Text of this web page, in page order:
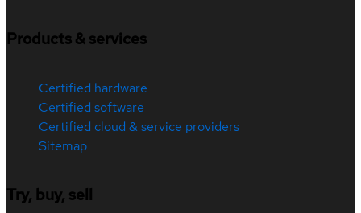
Products & services
Certified hardware
Certified software
Certified cloud & service providers
Sitemap
Try, buy, sell